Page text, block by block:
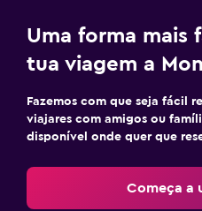
CCTV fora da propriedade
Kit de primeiros socorros
Piscina e spa
Piscina exterior
Uma forma mais
tua viagem a
Fazemos com que seja fácil
viajares com amigos ou
disponível onde quer que
Começa a